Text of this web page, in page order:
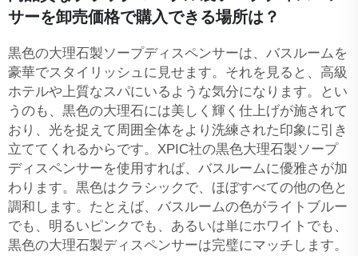
サーを卸売価格で購入できる場所は？
黒色の大理石製ソープディスペンサーは、バスルームを
豪華でスタイリッシュに見せます。それを見ると、高級
ホテルや上質なスパにいるような気分になります。とい
うのも、黒色の大理石には美しく輝く仕上げが施されて
おり、光を捉えて周囲全体をより洗練された印象に引き
立ててくれるからです。XPIC社の黒色大理石製ソープ
ディスペンサーを使用すれば、バスルームに優雅さが加
わります。黒色はクラシックで、ほぼすべての他の色と
調和します。たとえば、バスルームの色がライトブルー
でも、明るいピンクでも、あるいは単にホワイトでも、
黒色の大理石製ディスペンサーは完璧にマッチします。